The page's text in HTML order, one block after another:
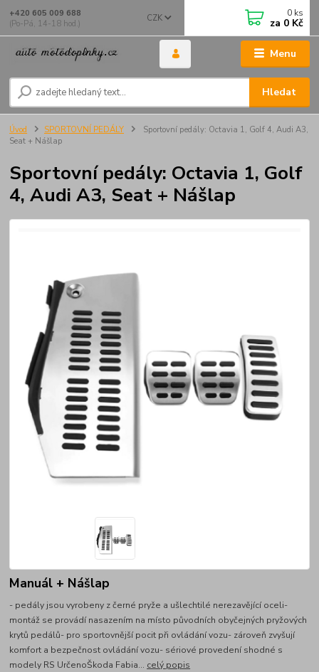
Menu
CZK
Hledat
+420 605 009 688
(Po-Pá, 14-18 hod.)
0 ks
za 0 Kč
Úvod SPORTOVNÍ PEDÁLY
Sportovní pedály: Octavia 1, Golf 4, Audi A3,
Seat + Nášlap
Sportovní pedály: Octavia 1, Golf
4, Audi A3, Seat + Nášlap
Manuál + Nášlap
- pedály jsou vyrobeny z černé pryže a ušlechtilé nerezavějící oceli-
montáž se provádí nasazením na místo původních obyčejných pryžových
krytů pedálů- pro sportovnější pocit při ovládání vozu- zároveň zvyšují
komfort a bezpečnost ovládání vozu- sériové provedení shodné s
modely RS UrčenoŠkoda Fabia... celý popis